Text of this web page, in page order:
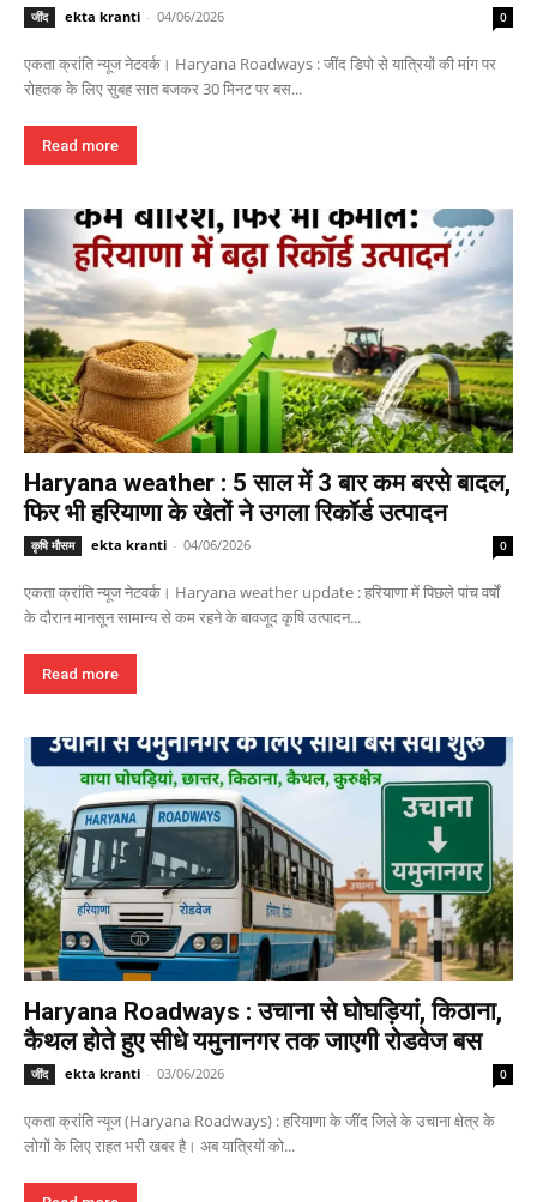
जींद ekta kranti - 04/06/2026 0
एकता क्रांति न्यूज नेटवर्क। Haryana Roadways : जींद डिपो से यात्रियों की मांग पर
रोहतक के लिए सुबह सात बजकर 30 मिनट पर बस...
Read more
Haryana weather : 5 साल में 3 बार कम बरसे बादल,
फिर भी हरियाणा के खेतों ने उगला रिकॉर्ड उत्पादन
कृषि मौसम ekta kranti - 04/06/2026 0
एकता क्रांति न्यूज नेटवर्क। Haryana weather update : हरियाणा में पिछले पांच वर्षों
के दौरान मानसून सामान्य से कम रहने के बावजूद कृषि उत्पादन...
Read more
Haryana Roadways : उचाना से घोघड़ियां, किठाना,
कैथल होते हुए सीधे यमुनानगर तक जाएगी रोडवेज बस
जींद ekta kranti - 03/06/2026 0
एकता क्रांति न्यूज (Haryana Roadways) : हरियाणा के जींद जिले के उचाना क्षेत्र के
लोगों के लिए राहत भरी खबर है। अब यात्रियों को...